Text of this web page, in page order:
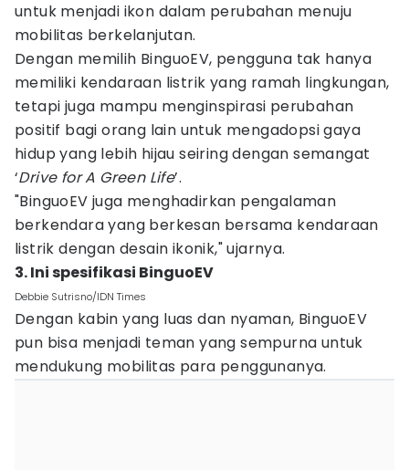
untuk menjadi ikon dalam perubahan menuju
mobilitas berkelanjutan.
Dengan memilih BinguoEV, pengguna tak hanya
memiliki kendaraan listrik yang ramah lingkungan,
tetapi juga mampu menginspirasi perubahan
positif bagi orang lain untuk mengadopsi gaya
hidup yang lebih hijau seiring dengan semangat
‘Drive for A Green Life’.
"BinguoEV juga menghadirkan pengalaman
berkendara yang berkesan bersama kendaraan
listrik dengan desain ikonik," ujarnya.
3. Ini spesifikasi BinguoEV
Debbie Sutrisno/IDN Times
Dengan kabin yang luas dan nyaman, BinguoEV
pun bisa menjadi teman yang sempurna untuk
mendukung mobilitas para penggunanya.